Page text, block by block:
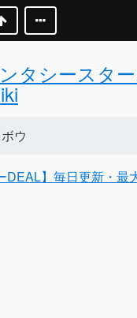
タシースタ
ウ
DEAL】毎日更新・最